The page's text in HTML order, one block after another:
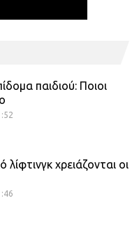
παιδιού: Ποιοι
λίφτινγκ χρειάζονται οι